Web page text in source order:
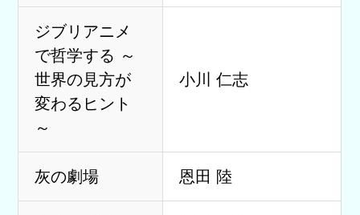
ジブリアニメ
で哲学する ～
世界の見方が
変わるヒント
～
小川 仁志
灰の劇場 恩田 陸